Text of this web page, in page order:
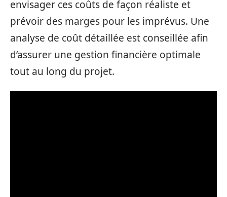
envisager ces coûts de façon réaliste et
prévoir des marges pour les imprévus. Une
analyse de coût détaillée est conseillée afin
d’assurer une gestion financière optimale
tout au long du projet.